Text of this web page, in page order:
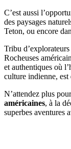
C’est aussi
des paysages
Teton, ou encore
Tribu
Rocheuses
et authentiques où
culture indienne, est
N’attendez plus
américaines, à la
superbes aventures